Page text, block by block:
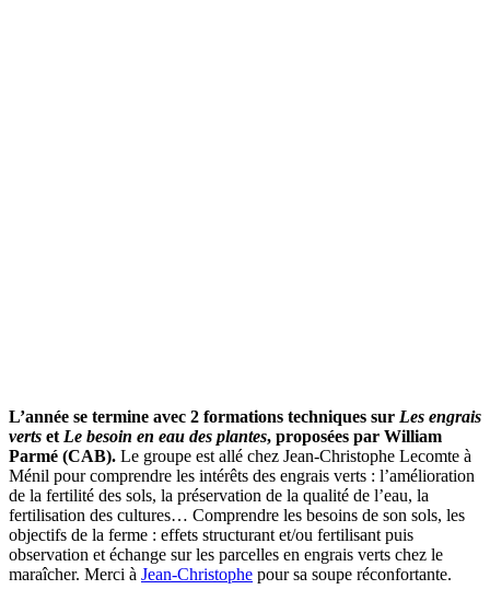
L’année se termine avec 2 formations techniques sur Les engrais
verts et Le besoin en eau des plantes, proposées par William
Parmé (CAB). Le groupe est allé chez Jean-Christophe Lecomte à
Ménil pour comprendre les intérêts des engrais verts : l’amélioration
de la fertilité des sols, la préservation de la qualité de l’eau, la
fertilisation des cultures… Comprendre les besoins de son sols, les
objectifs de la ferme : effets structurant et/ou fertilisant puis
observation et échange sur les parcelles en engrais verts chez le
maraîcher. Merci à Jean-Christophe pour sa soupe réconfortante.